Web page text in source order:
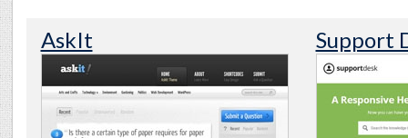
AskIt Support